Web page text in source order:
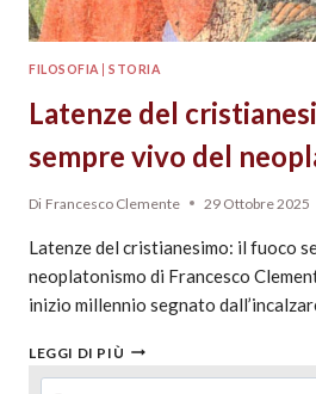
FILOSOFIA |STORIA
Latenze del
sempre vivo del
Di Francesco Clemente 29 Ottobre 2025
Latenze del cristianesimo: il fuoco
neoplatonismo di Francesco
inizio millennio segnato
LEGGI DI PIÙ